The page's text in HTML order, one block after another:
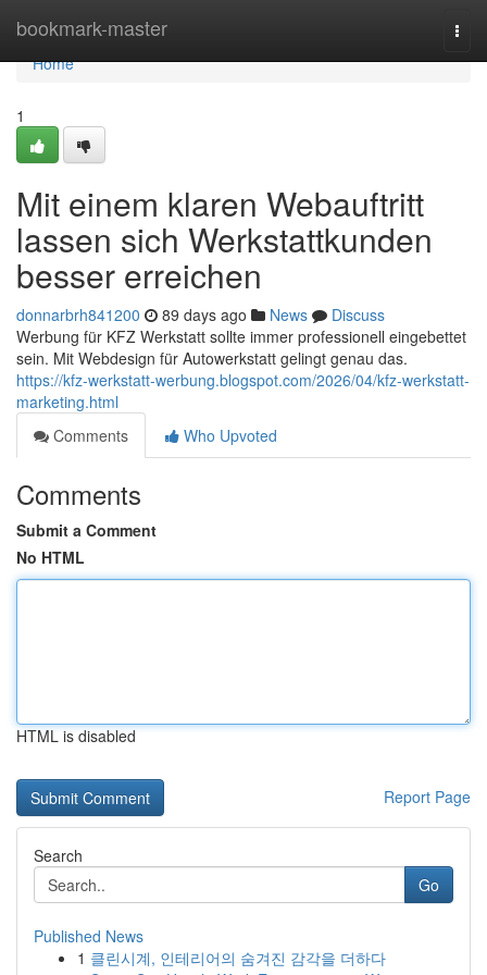
bookmark-master
Home
Home
1
Mit einem klaren Webauftritt
lassen sich Werkstattkunden
besser erreichen
donnarbrh841200 89 days ago News
Discuss
Werbung für KFZ Werkstatt sollte immer professionell eingebettet
sein. Mit Webdesign für Autowerkstatt gelingt genau das.
https://kfz-werkstatt-werbung.blogspot.com/2026/04/kfz-werkstatt-
marketing.html
Comments
Who Upvoted
Comments
Submit a Comment
No HTML
HTML is disabled
Report Page
Search
Go
Published News
1 클린시계, 인테리어의 숨겨진 감각을 더하다